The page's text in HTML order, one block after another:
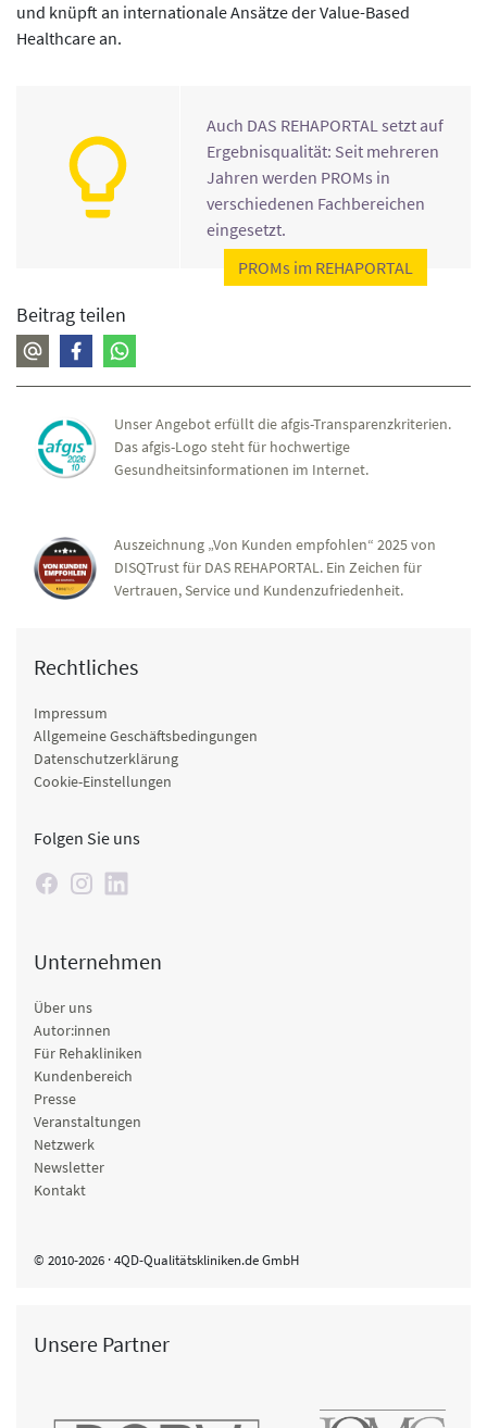
und knüpft an internationale Ansätze der Value-Based
Healthcare an.
Auch DAS REHAPORTAL setzt auf
Ergebnisqualität: Seit mehreren
Jahren werden PROMs in
verschiedenen Fachbereichen
eingesetzt.
PROMs im REHAPORTAL
Beitrag teilen
Unser Angebot erfüllt die afgis-Transparenzkriterien.
Das afgis-Logo steht für hochwertige
Gesundheitsinformationen im Internet.
Auszeichnung „Von Kunden empfohlen“ 2025 von
DISQTrust für DAS REHAPORTAL. Ein Zeichen für
Vertrauen, Service und Kundenzufriedenheit.
Rechtliches
Impressum
Allgemeine Geschäftsbedingungen
Datenschutzerklärung
Cookie-Einstellungen
Folgen Sie uns
Unternehmen
Über uns
Autor:innen
Für Rehakliniken
Kundenbereich
Presse
Veranstaltungen
Netzwerk
Newsletter
Kontakt
© 2010-2026 · 4QD-Qualitätskliniken.de GmbH
Unsere Partner